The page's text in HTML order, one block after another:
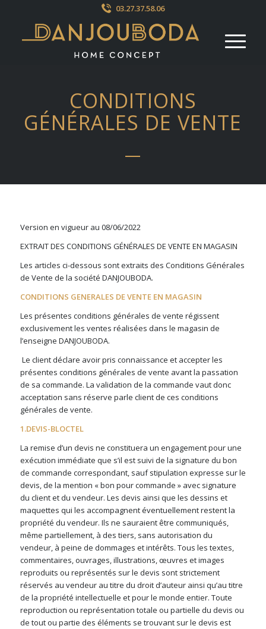
03.27.37.58.06
CONDITIONS
GÉNÉRALES DE VENTE
Version en vigueur au 08/06/2022
EXTRAIT DES CONDITIONS GÉNÉRALES DE VENTE EN MAGASIN
Les articles ci-dessous sont extraits des Conditions Générales
de Vente de la société DANJOUBODA.
CONDITIONS GENERALES DE VENTE EN MAGASIN
Les présentes conditions générales de vente régissent
exclusivement les ventes réalisées dans le magasin de
l’enseigne DANJOUBODA.
Le client déclare avoir pris connaissance et accepter les
présentes conditions générales de vente avant la passation
de sa commande. La validation de la commande vaut donc
acceptation sans réserve parle client de ces conditions
générales de vente.
1.DEVIS-BLOCTEL
La remise d’un devis ne constituera un engagement pour une
exécution immédiate que s’il est suivi de la signature du bon
de commande correspondant, sauf stipulation expresse sur le
devis, de la mention « bon pour commande » avec signature
du client et du vendeur. Les devis ainsi que les dessins et
maquettes qui les accompagnent éventuellement restent la
propriété du vendeur. Ils ne sauraient être communiqués,
même partiellement, à des tiers, sans autorisation du
vendeur, à peine de dommages et intérêts. Tous les textes,
commentaires, ouvrages, illustrations, œuvres et images
reproduits ou représentés sur le devis sont strictement
réservés au vendeur au titre du droit d’auteur ainsi qu’au titre
de la propriété intellectuelle et pour le monde entier. Toute
reproduction ou représentation totale ou partielle du devis ou
de tout ou partie des éléments se trouvant sur le devis est